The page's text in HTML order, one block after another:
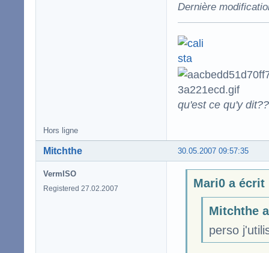
Dernière
qu'est ce qu'y
Hors ligne
30.05.2007 09:57:35
Mitchthe
VermISO
Registered 27.02.2007 Mari0 a écrit
Mitchthe
perso